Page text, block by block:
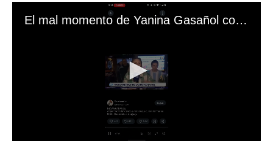
El mal momento de Yanina Gasañol con un hincha argentino en "Subrayado"